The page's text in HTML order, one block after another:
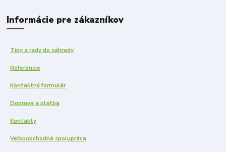
Informácie pre zákazníkov
Tipy a rady do záhrady
Referencie
Kontaktný formulár
Doprava a platba
Kontakty
Veľkoobchodná spolupráca